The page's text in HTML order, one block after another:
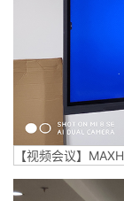
【视频会议】